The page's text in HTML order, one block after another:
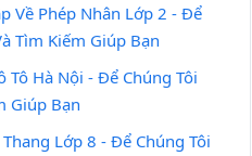
Về Phép Nhân Lớp 2 - Để
Tìm Kiếm Giúp Bạn
Tô Hà Nội - Để Chúng Tôi
Giúp Bạn
Lớp 8 - Để Chúng Tôi